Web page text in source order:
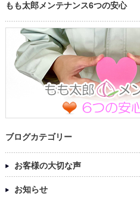
もも太郎メンテナンス6つの安心
ブログカテゴリー
お客様の大切な声
お知らせ